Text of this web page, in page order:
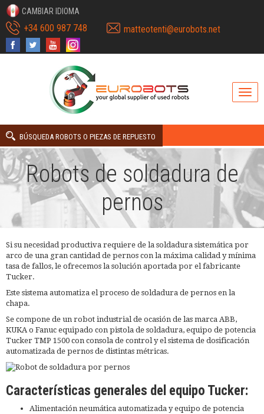
CAMBIAR IDIOMA
+34 600 987 748 matteotenti@eurobots.net
BÚSQUEDA ROBOTS O PIEZAS DE REPUESTO
Robots de soldadura de
pernos
Si su necesidad productiva requiere de la soldadura sistemática por
arco de una gran cantidad de pernos con la máxima calidad y mínima
tasa de fallos, le ofrecemos la solución aportada por el fabricante
Tucker.
Este sistema automatiza el proceso de soldadura de pernos en la
chapa.
Se compone de un robot industrial de ocasión de las marca ABB,
KUKA o Fanuc equipado con pistola de soldadura, equipo de potencia
Tucker TMP 1500 con consola de control y el sistema de dosificación
automatizada de pernos de distintas métricas.
Características generales del equipo Tucker:
Alimentación neumática automatizada y equipo de potencia